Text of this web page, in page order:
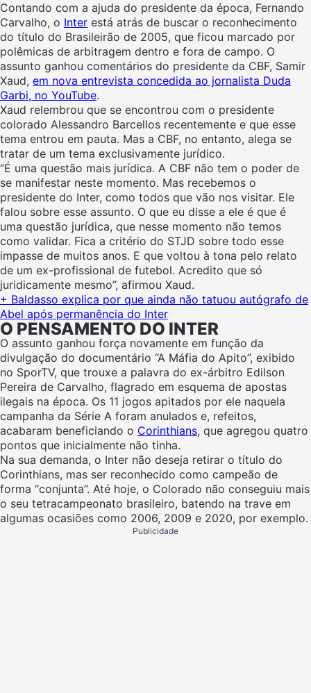
Contando com a ajuda do presidente da época, Fernando
Carvalho, o Inter está atrás de buscar o reconhecimento
do título do Brasileirão de 2005, que ficou marcado por
polêmicas de arbitragem dentro e fora de campo. O
assunto ganhou comentários do presidente da CBF, Samir
Xaud, em nova entrevista concedida ao jornalista Duda
Garbi, no YouTube.
Xaud relembrou que se encontrou com o presidente
colorado Alessandro Barcellos recentemente e que esse
tema entrou em pauta. Mas a CBF, no entanto, alega se
tratar de um tema exclusivamente jurídico.
“É uma questão mais jurídica. A CBF não tem o poder de
se manifestar neste momento. Mas recebemos o
presidente do Inter, como todos que vão nos visitar. Ele
falou sobre esse assunto. O que eu disse a ele é que é
uma questão jurídica, que nesse momento não temos
como validar. Fica a critério do STJD sobre todo esse
impasse de muitos anos. E que voltou à tona pelo relato
de um ex-profissional de futebol. Acredito que só
juridicamente mesmo”, afirmou Xaud.
+ Baldasso explica por que ainda não tatuou autógrafo de
Abel após permanência do Inter
O PENSAMENTO DO INTER
O assunto ganhou força novamente em função da
divulgação do documentário “A Máfia do Apito”, exibido
no SporTV, que trouxe a palavra do ex-árbitro Edilson
Pereira de Carvalho, flagrado em esquema de apostas
ilegais na época. Os 11 jogos apitados por ele naquela
campanha da Série A foram anulados e, refeitos,
acabaram beneficiando o Corinthians, que agregou quatro
pontos que inicialmente não tinha.
Na sua demanda, o Inter não deseja retirar o título do
Corinthians, mas ser reconhecido como campeão de
forma “conjunta”. Até hoje, o Colorado não conseguiu mais
o seu tetracampeonato brasileiro, batendo na trave em
algumas ocasiões como 2006, 2009 e 2020, por exemplo.
Publicidade